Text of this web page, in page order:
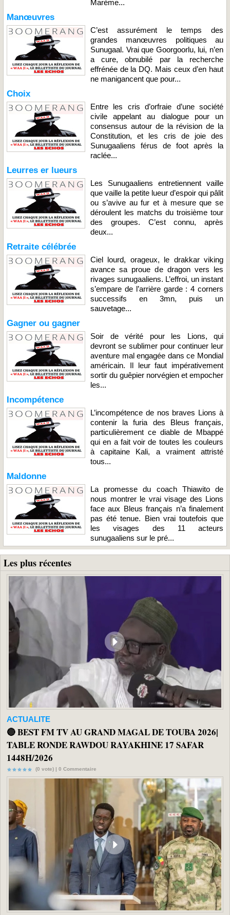
Marème...
Manœuvres
C’est assurément le temps des
grandes manœuvres politiques au
Sunugaal. Vrai que Goorgoorlu, lui, n’en
a cure, obnubilé par la recherche
effrénée de la DQ. Mais ceux d’en haut
ne manigancent que pour...
Choix
Entre les cris d’orfraie d’une société
civile appelant au dialogue pour un
consensus autour de la révision de la
Constitution, et les cris de joie des
Sunugaaliens férus de foot après la
raclée...
Leurres er lueurs
Les Sunugaaliens entretiennent vaille
que vaille la petite lueur d’espoir qui pâlit
ou s’avive au fur et à mesure que se
déroulent les matchs du troisième tour
des groupes. C’est connu, après
deux...
Retraite célébrée
Ciel lourd, orageux, le drakkar viking
avance sa proue de dragon vers les
rivages sunugaaliens. L’effroi, un instant
s’empare de l’arrière garde : 4 corners
successifs en 3mn, puis un
sauvetage...
Gagner ou gagner
Soir de vérité pour les Lions, qui
devront se sublimer pour continuer leur
aventure mal engagée dans ce Mondial
américain. Il leur faut impérativement
sortir du guêpier norvégien et empocher
les...
Incompétence
L’incompétence de nos braves Lions à
contenir la furia des Bleus français,
particulièrement ce diable de Mbappé
qui en a fait voir de toutes les couleurs
à capitaine Kali, a vraiment attristé
tous...
Maldonne
La promesse du coach Thiawito de
nous montrer le vrai visage des Lions
face aux Bleus français n’a finalement
pas été tenue. Bien vrai toutefois que
les visages des 11 acteurs
sunugaaliens sur le pré...
Les plus récentes
ACTUALITE
🔴 BEST FM TV AU GRAND MAGAL DE TOUBA 2026|
TABLE RONDE RAWDOU RAYAKHINE 17 SAFAR
1448H/2026
(0 vote) | 0 Commentaire